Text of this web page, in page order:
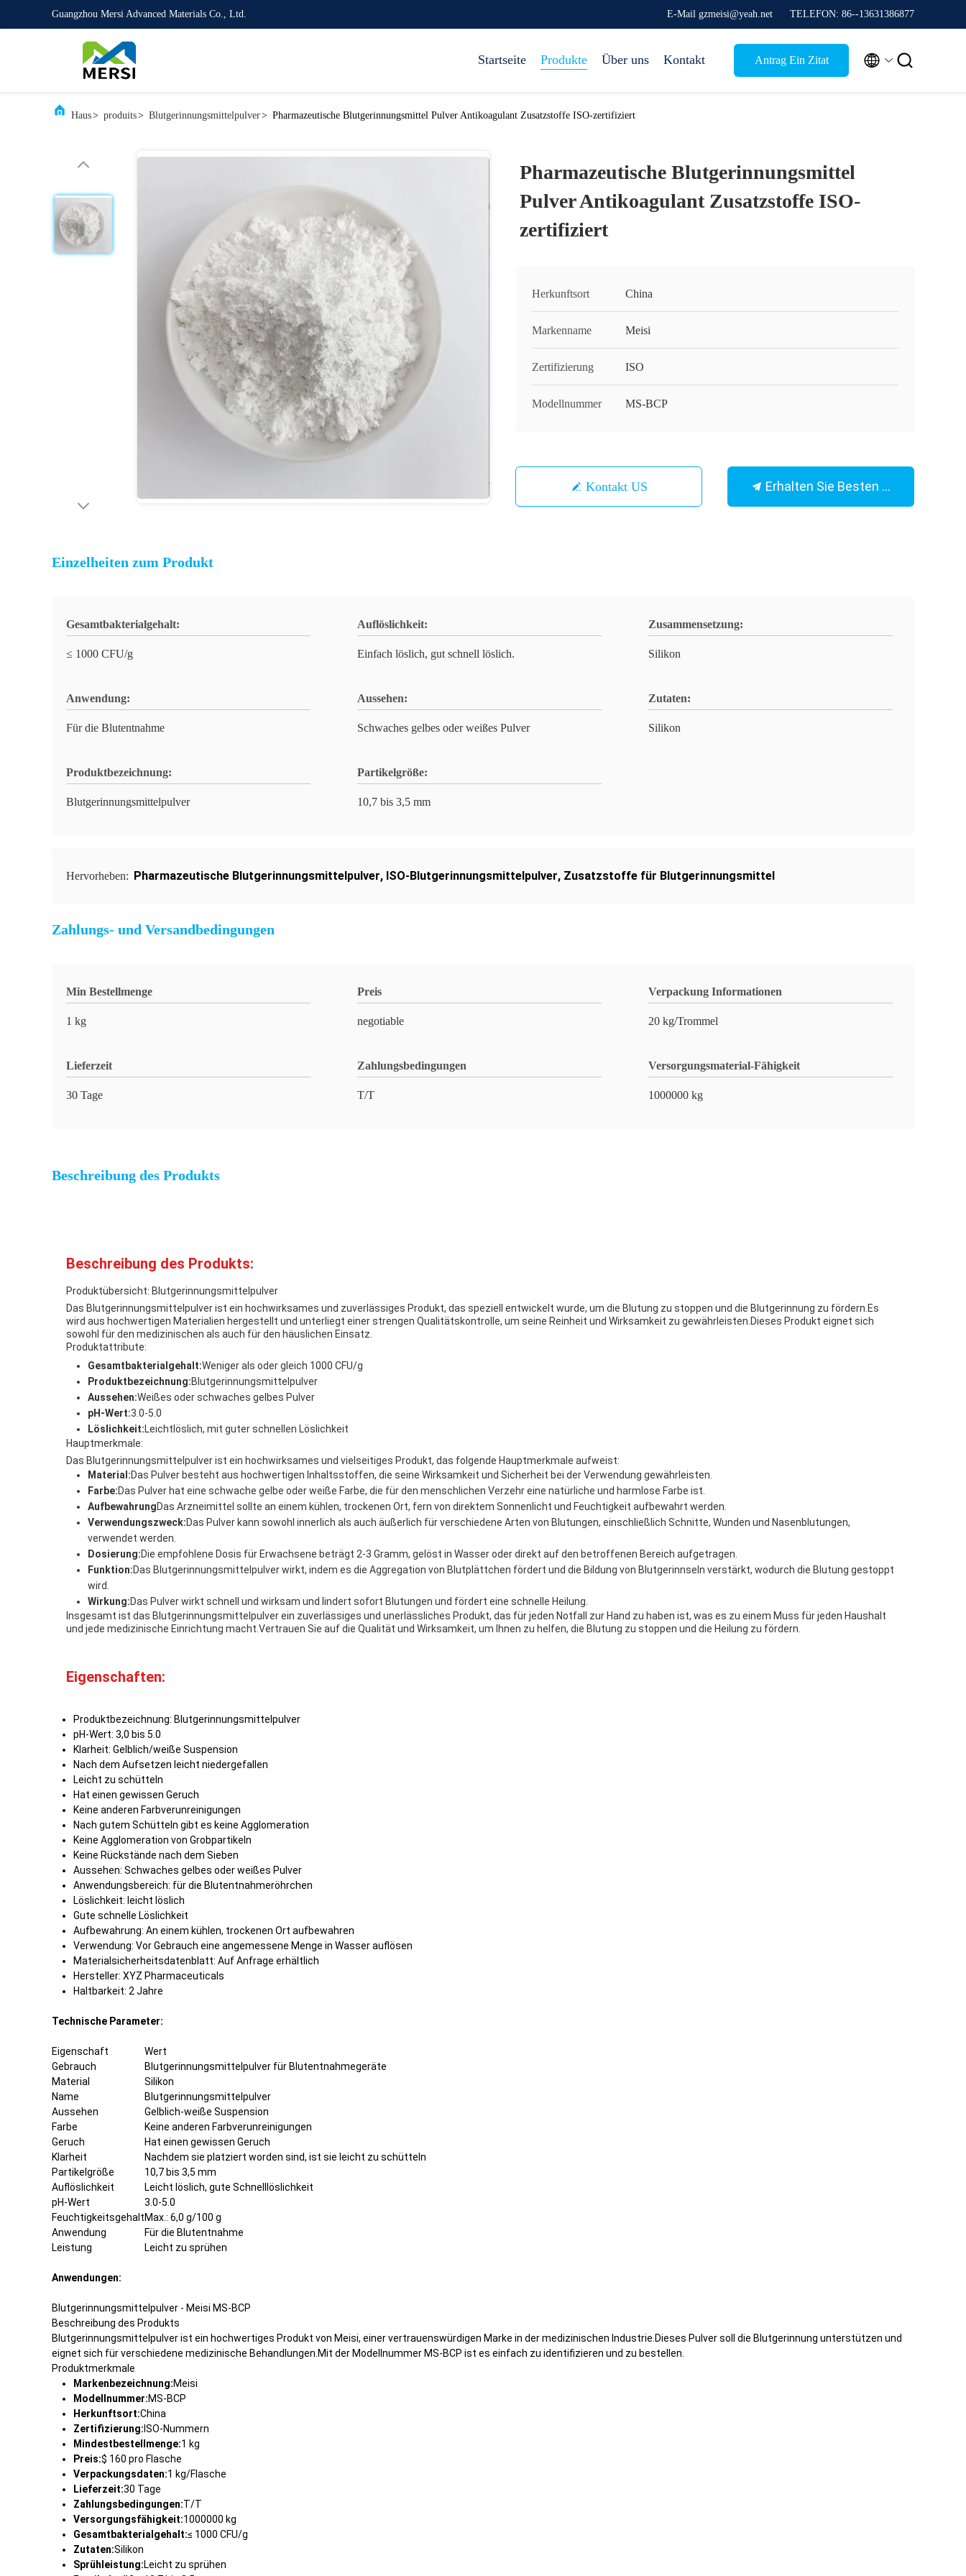
Guangzhou Mersi Advanced Materials Co., Ltd. E-Mail gzmeisi@yeah.net TELEFON: 86--13631386877
Startseite Produkte Über uns Kontakt Antrag Ein Zitat  
Haus> produits> Blutgerinnungsmittelpulver> Pharmazeutische Blutgerinnungsmittel Pulver Antikoagulant Zusatzstoffe ISO-zertifiziert
Pharmazeutische Blutgerinnungsmittel
Pulver Antikoagulant Zusatzstoffe ISO-
zertifiziert
Herkunftsort China
Markenname Meisi
Zertifizierung ISO
Modellnummer MS-BCP
Kontakt US Erhalten Sie Besten Preis
Einzelheiten zum Produkt
Gesamtbakterialgehalt:
≤ 1000 CFU/g
Auflöslichkeit:
Einfach löslich, gut schnell löslich.
Zusammensetzung:
Silikon
Anwendung:
Für die Blutentnahme
Aussehen:
Schwaches gelbes oder weißes Pulver
Zutaten:
Silikon
Produktbezeichnung:
Blutgerinnungsmittelpulver
Partikelgröße:
10,7 bis 3,5 mm
Hervorheben: Pharmazeutische Blutgerinnungsmittelpulver, ISO-Blutgerinnungsmittelpulver, Zusatzstoffe für Blutgerinnungsmittel
Zahlungs- und Versandbedingungen
Min Bestellmenge
1 kg
Preis
negotiable
Verpackung Informationen
20 kg/Trommel
Lieferzeit
30 Tage
Zahlungsbedingungen
T/T
Versorgungsmaterial-Fähigkeit
1000000 kg
Beschreibung des Produkts
Beschreibung des Produkts:
Produktübersicht: Blutgerinnungsmittelpulver
Das Blutgerinnungsmittelpulver ist ein hochwirksames und zuverlässiges Produkt, das speziell entwickelt wurde, um die Blutung zu stoppen und die Blutgerinnung zu fördern.Es
wird aus hochwertigen Materialien hergestellt und unterliegt einer strengen Qualitätskontrolle, um seine Reinheit und Wirksamkeit zu gewährleisten.Dieses Produkt eignet sich
sowohl für den medizinischen als auch für den häuslichen Einsatz.
Produktattribute:
Gesamtbakterialgehalt:Weniger als oder gleich 1000 CFU/g
Produktbezeichnung:Blutgerinnungsmittelpulver
Aussehen:Weißes oder schwaches gelbes Pulver
pH-Wert:3.0-5.0
Löslichkeit:Leichtlöslich, mit guter schnellen Löslichkeit
Hauptmerkmale:
Das Blutgerinnungsmittelpulver ist ein hochwirksames und vielseitiges Produkt, das folgende Hauptmerkmale aufweist:
Material:Das Pulver besteht aus hochwertigen Inhaltsstoffen, die seine Wirksamkeit und Sicherheit bei der Verwendung gewährleisten.
Farbe:Das Pulver hat eine schwache gelbe oder weiße Farbe, die für den menschlichen Verzehr eine natürliche und harmlose Farbe ist.
AufbewahrungDas Arzneimittel sollte an einem kühlen, trockenen Ort, fern von direktem Sonnenlicht und Feuchtigkeit aufbewahrt werden.
Verwendungszweck:Das Pulver kann sowohl innerlich als auch äußerlich für verschiedene Arten von Blutungen, einschließlich Schnitte, Wunden und Nasenblutungen,
verwendet werden.
Dosierung:Die empfohlene Dosis für Erwachsene beträgt 2-3 Gramm, gelöst in Wasser oder direkt auf den betroffenen Bereich aufgetragen.
Funktion:Das Blutgerinnungsmittelpulver wirkt, indem es die Aggregation von Blutplättchen fördert und die Bildung von Blutgerinnseln verstärkt, wodurch die Blutung gestoppt
wird.
Wirkung:Das Pulver wirkt schnell und wirksam und lindert sofort Blutungen und fördert eine schnelle Heilung.
Insgesamt ist das Blutgerinnungsmittelpulver ein zuverlässiges und unerlässliches Produkt, das für jeden Notfall zur Hand zu haben ist, was es zu einem Muss für jeden Haushalt
und jede medizinische Einrichtung macht.Vertrauen Sie auf die Qualität und Wirksamkeit, um Ihnen zu helfen, die Blutung zu stoppen und die Heilung zu fördern.
Eigenschaften:
Produktbezeichnung: Blutgerinnungsmittelpulver
pH-Wert: 3,0 bis 5.0
Klarheit: Gelblich/weiße Suspension
Nach dem Aufsetzen leicht niedergefallen
Leicht zu schütteln
Hat einen gewissen Geruch
Keine anderen Farbverunreinigungen
Nach gutem Schütteln gibt es keine Agglomeration
Keine Agglomeration von Grobpartikeln
Keine Rückstände nach dem Sieben
Aussehen: Schwaches gelbes oder weißes Pulver
Anwendungsbereich: für die Blutentnahmeröhrchen
Löslichkeit: leicht löslich
Gute schnelle Löslichkeit
Aufbewahrung: An einem kühlen, trockenen Ort aufbewahren
Verwendung: Vor Gebrauch eine angemessene Menge in Wasser auflösen
Materialsicherheitsdatenblatt: Auf Anfrage erhältlich
Hersteller: XYZ Pharmaceuticals
Haltbarkeit: 2 Jahre
Technische Parameter:
Eigenschaft
Wert
Gebrauch
Blutgerinnungsmittelpulver für Blutentnahmegeräte
Material
Silikon
Name
Blutgerinnungsmittelpulver
Aussehen
Gelblich-weiße Suspension
Farbe
Keine anderen Farbverunreinigungen
Geruch
Hat einen gewissen Geruch
Klarheit
Nachdem sie platziert worden sind, ist sie leicht zu schütteln
Partikelgröße
10,7 bis 3,5 mm
Auflöslichkeit
Leicht löslich, gute Schnelllöslichkeit
pH-Wert
3.0-5.0
FeuchtigkeitsgehaltMax.: 6,0 g/100 g
Anwendung
Für die Blutentnahme
Leistung
Leicht zu sprühen
Anwendungen:
Blutgerinnungsmittelpulver - Meisi MS-BCP
Beschreibung des Produkts
Blutgerinnungsmittelpulver ist ein hochwertiges Produkt von Meisi, einer vertrauenswürdigen Marke in der medizinischen Industrie.Dieses Pulver soll die Blutgerinnung unterstützen und
eignet sich für verschiedene medizinische Behandlungen.Mit der Modellnummer MS-BCP ist es einfach zu identifizieren und zu bestellen.
Produktmerkmale
Markenbezeichnung:Meisi
Modellnummer:MS-BCP
Herkunftsort:China
Zertifizierung: ISO-Nummern
Mindestbestellmenge:1 kg
Preis:$ 160 pro Flasche
Verpackungsdaten:1 kg/Flasche
Lieferzeit:30 Tage
Zahlungsbedingungen:T/T
Versorgungsfähigkeit:1000000 kg
Gesamtbakterialgehalt:≤ 1000 CFU/g
Zutaten:Silikon
Sprühleistung:Leicht zu sprühen